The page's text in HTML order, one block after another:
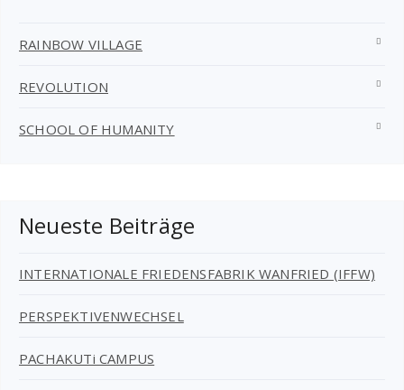
RAINBOW VILLAGE
REVOLUTION
SCHOOL OF HUMANITY
Neueste Beiträge
INTERNATIONALE FRIEDENSFABRIK WANFRIED (IFFW)
PERSPEKTIVENWECHSEL
PACHAKUTi CAMPUS